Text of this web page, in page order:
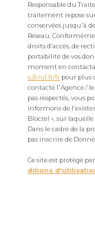
Responsable du
traitement repose
conservées jusqu'à
Réseau.
droits d’accès, de
portabilité de vos
moment en
s://cnil.fr/fr pour plus
contacté l'Agence /
pas respectés, vous
informons de
Bloctel », sur
Dans le cadre de la
pas inscrire de
Ce site est protégé par
ditions